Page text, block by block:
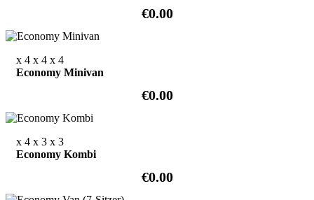
€0.00
x 4 x 4 x 4
Economy Minivan
€0.00
x 4 x 3 x 3
Economy Kombi
€0.00